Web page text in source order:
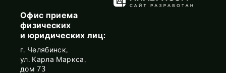
Офис приема
физических
и юридических лиц:
г. Челябинск,
ул. Карла Маркса,
дом 73